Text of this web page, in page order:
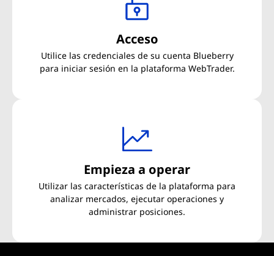
Acceso
Utilice las credenciales de su cuenta Blueberry
para iniciar sesión en la plataforma WebTrader.
Empieza a operar
Utilizar las características de la plataforma para
analizar mercados, ejecutar operaciones y
administrar posiciones.